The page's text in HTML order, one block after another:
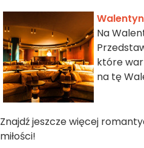
Na
które
na tę
Znajdź jeszcze więcej
miłości!